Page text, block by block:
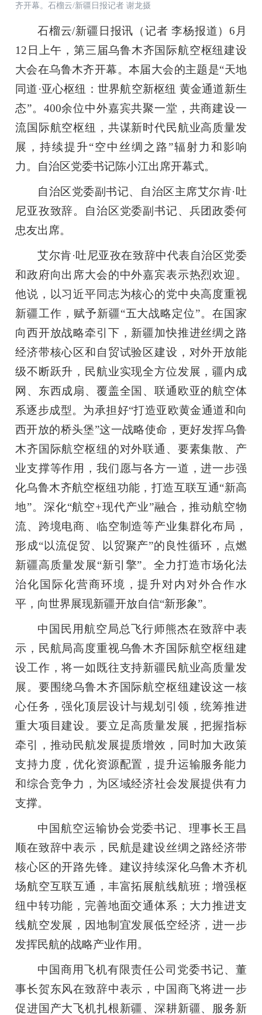
齐开幕。石榴云/新疆日报记者 谢龙摄
石榴云/新疆日报讯（记者 李杨报道）6月
12日上午，第三届乌鲁木齐国际航空枢纽建设
大会在乌鲁木齐开幕。本届大会的主题是“天地
同道·亚心枢纽：世界航空新枢纽 黄金通道新生
态”。400余位中外嘉宾共聚一堂，共商建设一
流国际航空枢纽，共谋新时代民航业高质量发
展，持续提升“空中丝绸之路”辐射力和影响
力。自治区党委书记陈小江出席开幕式。
自治区党委副书记、自治区主席艾尔肯·吐
尼亚孜致辞。自治区党委副书记、兵团政委何
忠友出席。
艾尔肯·吐尼亚孜在致辞中代表自治区党委
和政府向出席大会的中外嘉宾表示热烈欢迎。
他说，以习近平同志为核心的党中央高度重视
新疆工作，赋予新疆“五大战略定位”。在国家
向西开放战略牵引下，新疆加快推进丝绸之路
经济带核心区和自贸试验区建设，对外开放能
级不断跃升，民航业实现全方位发展，疆内成
网、东西成扇、覆盖全国、联通欧亚的航空体
系逐步成型。为承担好“打造亚欧黄金通道和向
西开放的桥头堡”这一战略使命，更好发挥乌鲁
木齐国际航空枢纽的对外联通、要素集散、产
业支撑等作用，我们愿与各方一道，进一步强
化乌鲁木齐航空枢纽功能，打造互联互通“新高
地”。深化“航空+现代产业”融合，推动航空物
流、跨境电商、临空制造等产业集群化布局，
形成“以流促贸、以贸聚产”的良性循环，点燃
新疆高质量发展“新引擎”。全力打造市场化法
治化国际化营商环境，提升对内对外合作水
平，向世界展现新疆开放自信“新形象”。
中国民用航空局总飞行师熊杰在致辞中表
示，民航局高度重视乌鲁木齐国际航空枢纽建
设工作，将一如既往支持新疆民航业高质量发
展。要围绕乌鲁木齐国际航空枢纽建设这一核
心任务，强化顶层设计与规划引领，统筹推进
重大项目建设。要立足高质量发展，把握指标
牵引，推动民航发展提质增效，同时加大政策
支持力度，优化资源配置，提升运输服务能力
和综合竞争力，为区域经济社会发展提供有力
支撑。
中国航空运输协会党委书记、理事长王昌
顺在致辞中表示，民航是建设丝绸之路经济带
核心区的开路先锋。建议持续深化乌鲁木齐机
场航空互联互通，丰富拓展航线航班；增强枢
纽中转功能，完善地面交通体系；大力推进支
线航空发展，因地制宜发展低空经济，进一步
发挥民航的战略产业作用。
中国商用飞机有限责任公司党委书记、董
事长贺东风在致辞中表示，中国商飞将进一步
促进国产大飞机扎根新疆、深耕新疆、服务新